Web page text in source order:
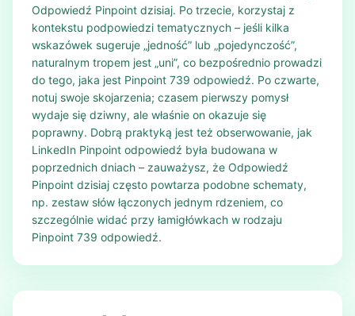
Odpowiedź Pinpoint dzisiaj. Po trzecie, korzystaj z
kontekstu podpowiedzi tematycznych – jeśli kilka
wskazówek sugeruje „jedność” lub „pojedynczość”,
naturalnym tropem jest „uni”, co bezpośrednio prowadzi
do tego, jaka jest Pinpoint 739 odpowiedź. Po czwarte,
notuj swoje skojarzenia; czasem pierwszy pomysł
wydaje się dziwny, ale właśnie on okazuje się
poprawny. Dobrą praktyką jest też obserwowanie, jak
LinkedIn Pinpoint odpowiedź była budowana w
poprzednich dniach – zauważysz, że Odpowiedź
Pinpoint dzisiaj często powtarza podobne schematy,
np. zestaw słów łączonych jednym rdzeniem, co
szczególnie widać przy łamigłówkach w rodzaju
Pinpoint 739 odpowiedź.